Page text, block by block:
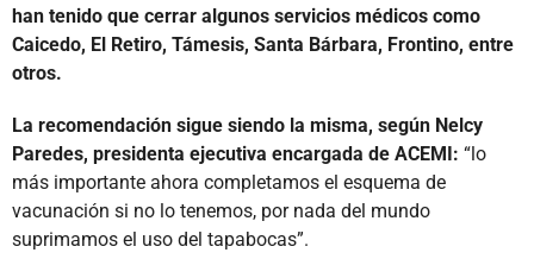
han tenido que cerrar algunos servicios médicos como
Caicedo, El Retiro, Támesis, Santa Bárbara, Frontino, entre
otros.
La recomendación sigue siendo la misma, según Nelcy
Paredes, presidenta ejecutiva encargada de ACEMI: “lo
más importante ahora completamos el esquema de
vacunación si no lo tenemos, por nada del mundo
suprimamos el uso del tapabocas”.